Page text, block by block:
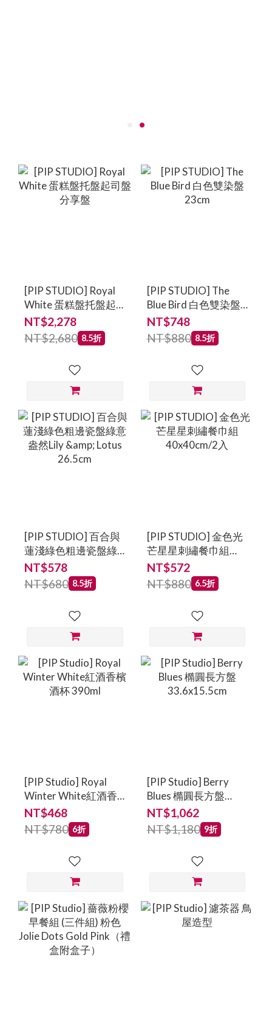
[PIP STUDIO] Royal
White 蛋糕盤托盤起
司盤分享盤
NT$2,278
NT$2,680 8.5折
[PIP STUDIO] The
Blue Bird 白色雙染盤
23cm
NT$748
NT$880 8.5折
[PIP STUDIO] 百合與
蓮淺綠色粗邊瓷盤綠
意盎然Lily & Lotus
26.5cm
NT$578
NT$680 8.5折
[PIP STUDIO] 金色光
芒星星刺繡餐巾組
40x40cm/2入
NT$572
NT$880 6.5折
[PIP Studio] Royal
Winter White紅酒香
檳酒杯 390ml
NT$468
NT$780 6折
[PIP Studio] Berry
Blues 橢圓長方盤
33.6x15.5cm
NT$1,062
NT$1,180 9折